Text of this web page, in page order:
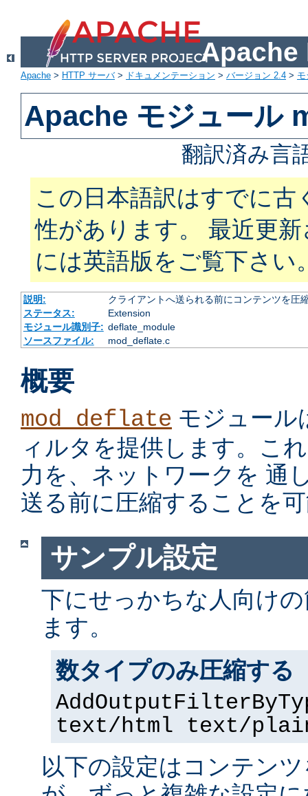
Apache
Apache > HTTP サーバ> ドキュメンテーション > バージョン 2.4 >
Apache モジュール
翻訳済み言
この日本語訳はすでに古
性があります。 最近更
には英語版をご覧下さい
説明:
クライアントへ送られる前にコンテンツを圧
ステータス:
Extension
モジュール識別子: deflate_module
ソースファイル:
mod_deflate.c
概要
mod_deflate モジュー
ィルタを提供します。こ
力を、ネットワークを 通
送る前に圧縮することを
サンプル設定
下にせっかちな人向け
ます。
数タイプのみ圧縮する
text/html text/
以下の設定はコンテン